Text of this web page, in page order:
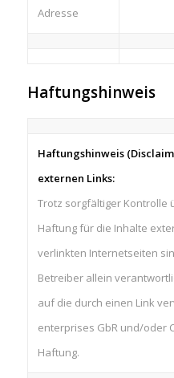
Adresse
Haftungshinweis
Haftungshinweis
externen Links:
Trotz sorgfältiger Kontrolle
Haftung für die Inhalte
verlinkten Internetseiten
Betreiber allein
auf die durch einen Link
enterprises GbR und/oder
Haftung.